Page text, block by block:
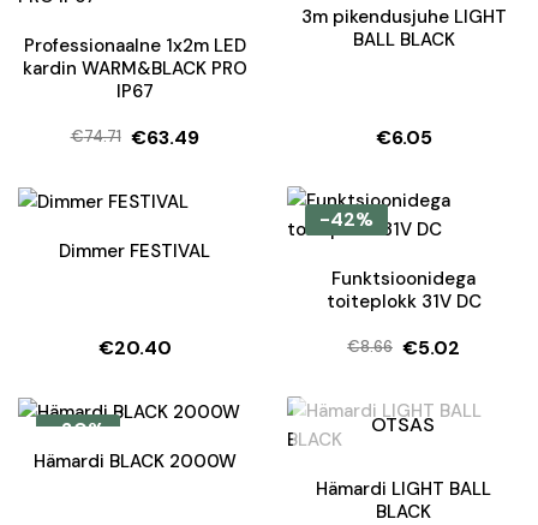
Professionaalne 1x2m LED
kardin WARM&BLACK PRO
IP67
€74.71
Algne
oli:
€74.71.
€63.49
Current
is:
€63.49.
3m pikendusjuhe LIGHT
BALL BLACK
€6.05
Dimmer FESTIVAL
€20.40
-42%
Funktsioonidega
toiteplokk 31V DC
€8.66
Algne
oli:
€5.02
Current
is:
-20%
Hämardi BLACK 2000W
OTSAS
Hämardi LIGHT BALL
BLACK